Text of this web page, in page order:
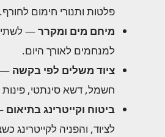
פלטות ותנורי חימום לחורף.
מיחם מים ומקרר—
למנחמים לאורך היום.
ציוד משלים לפי בקשה —
חשמל, דשא סינתטי, פינות
ביטוח וקייטרינג בתיאום
לציוד, והפניה לקייטרינג